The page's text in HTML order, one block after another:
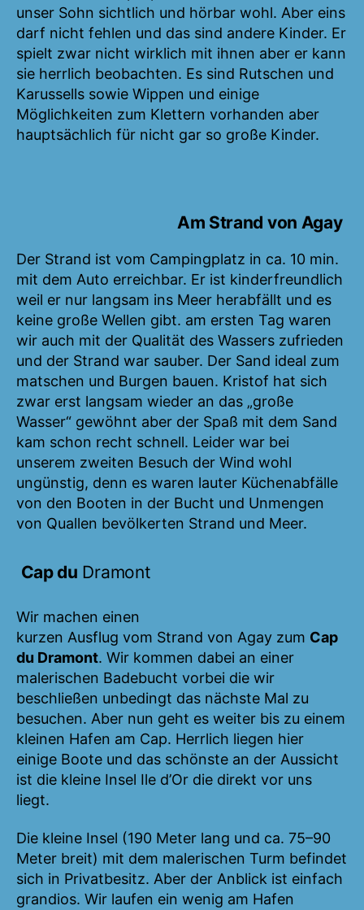
unser Sohn sichtlich und hörbar wohl. Aber eins
darf nicht fehlen und das sind andere Kinder. Er
spielt zwar nicht wirklich mit ihnen aber er kann
sie herrlich beobachten. Es sind Rutschen und
Karussells sowie Wippen und einige
Möglichkeiten zum Klettern vorhanden aber
hauptsächlich für nicht gar so große Kinder.
Am Strand von Agay
Der Strand ist vom Campingplatz in ca. 10 min.
mit dem Auto erreichbar. Er ist kinderfreundlich
weil er nur langsam ins Meer herabfällt und es
keine große Wellen gibt. am ersten Tag waren
wir auch mit der Qualität des Wassers zufrieden
und der Strand war sauber. Der Sand ideal zum
matschen und Burgen bauen. Kristof hat sich
zwar erst langsam wieder an das „große
Wasser“ gewöhnt aber der Spaß mit dem Sand
kam schon recht schnell. Leider war bei
unserem zweiten Besuch der Wind wohl
ungünstig, denn es waren lauter Küchenabfälle
von den Booten in der Bucht und Unmengen
von Quallen bevölkerten Strand und Meer.
Cap du Dramont
Wir machen einen
kurzen Ausflug vom Strand von Agay zum Cap
du Dramont. Wir kommen dabei an einer
malerischen Badebucht vorbei die wir
beschließen unbedingt das nächste Mal zu
besuchen. Aber nun geht es weiter bis zu einem
kleinen Hafen am Cap. Herrlich liegen hier
einige Boote und das schönste an der Aussicht
ist die kleine Insel Ile d’Or die direkt vor uns
liegt.
Die kleine Insel (190 Meter lang und ca. 75–90
Meter breit) mit dem malerischen Turm befindet
sich in Privatbesitz. Aber der Anblick ist einfach
grandios. Wir laufen ein wenig am Hafen